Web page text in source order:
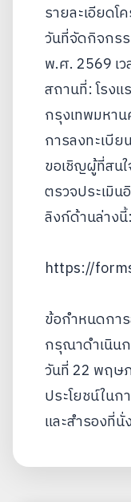
รายละเอียดโ
วันที่จัดกิจกร
พ.ศ. 2569 เ
สถานที่: โรงแ
กรุงเทพมหา
การลงทะเบีย
ขอเชิญผู้ที่สน
ตรวจประเมิน
ลิงก์ด้านล่างนี้:
https://
ข้อกำหนดกา
กรุณาดำเนิน
วันที่ 22 พฤษ
ประโยชน์ใน
และสำรองที่นั่ง